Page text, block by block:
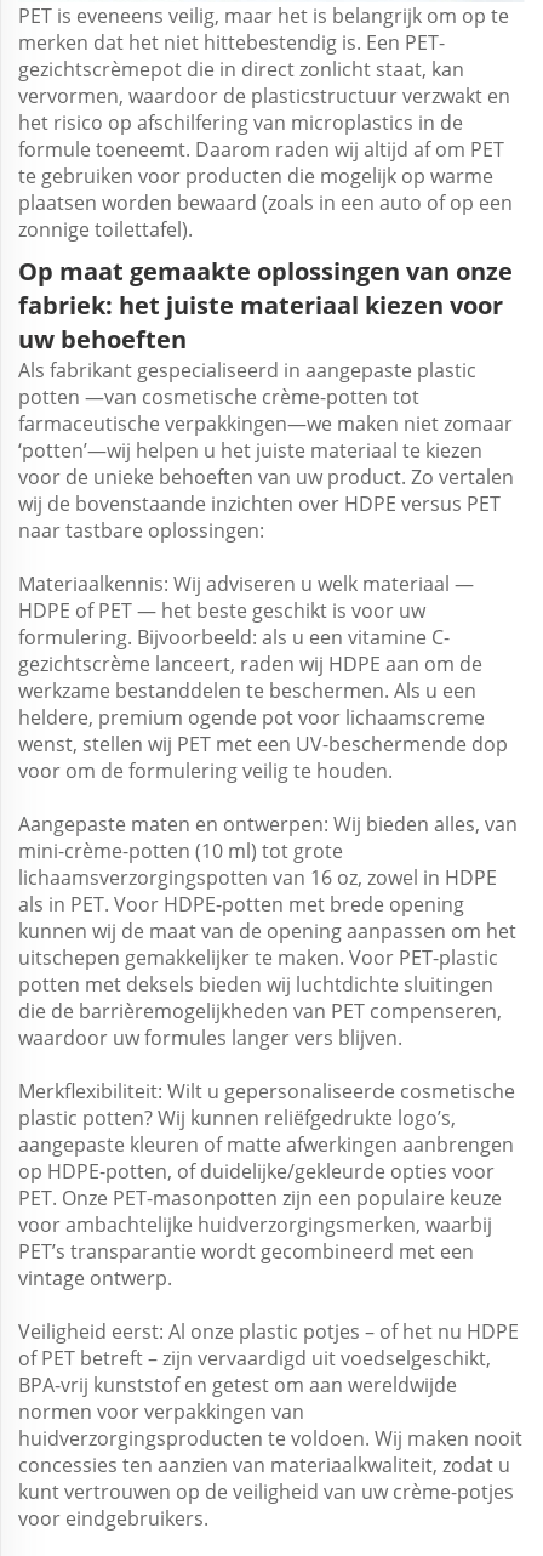
PET is eveneens veilig, maar het is belangrijk om op te
merken dat het niet hittebestendig is. Een PET-
gezichtscrèmepot die in direct zonlicht staat, kan
vervormen, waardoor de plasticstructuur verzwakt en
het risico op afschilfering van microplastics in de
formule toeneemt. Daarom raden wij altijd af om PET
te gebruiken voor producten die mogelijk op warme
plaatsen worden bewaard (zoals in een auto of op een
zonnige toilettafel).
Op maat gemaakte oplossingen van onze
fabriek: het juiste materiaal kiezen voor
uw behoeften
Als fabrikant gespecialiseerd in aangepaste plastic
potten —van cosmetische crème-potten tot
farmaceutische verpakkingen—we maken niet zomaar
‘potten’—wij helpen u het juiste materiaal te kiezen
voor de unieke behoeften van uw product. Zo vertalen
wij de bovenstaande inzichten over HDPE versus PET
naar tastbare oplossingen:
Materiaalkennis: Wij adviseren u welk materiaal —
HDPE of PET — het beste geschikt is voor uw
formulering. Bijvoorbeeld: als u een vitamine C-
gezichtscrème lanceert, raden wij HDPE aan om de
werkzame bestanddelen te beschermen. Als u een
heldere, premium ogende pot voor lichaamscreme
wenst, stellen wij PET met een UV-beschermende dop
voor om de formulering veilig te houden.
Aangepaste maten en ontwerpen: Wij bieden alles, van
mini-crème-potten (10 ml) tot grote
lichaamsverzorgingspotten van 16 oz, zowel in HDPE
als in PET. Voor HDPE-potten met brede opening
kunnen wij de maat van de opening aanpassen om het
uitschepen gemakkelijker te maken. Voor PET-plastic
potten met deksels bieden wij luchtdichte sluitingen
die de barrièremogelijkheden van PET compenseren,
waardoor uw formules langer vers blijven.
Merkflexibiliteit: Wilt u gepersonaliseerde cosmetische
plastic potten? Wij kunnen reliëfgedrukte logo’s,
aangepaste kleuren of matte afwerkingen aanbrengen
op HDPE-potten, of duidelijke/gekleurde opties voor
PET. Onze PET-masonpotten zijn een populaire keuze
voor ambachtelijke huidverzorgingsmerken, waarbij
PET’s transparantie wordt gecombineerd met een
vintage ontwerp.
Veiligheid eerst: Al onze plastic potjes – of het nu HDPE
of PET betreft – zijn vervaardigd uit voedselgeschikt,
BPA-vrij kunststof en getest om aan wereldwijde
normen voor verpakkingen van
huidverzorgingsproducten te voldoen. Wij maken nooit
concessies ten aanzien van materiaalkwaliteit, zodat u
kunt vertrouwen op de veiligheid van uw crème-potjes
voor eindgebruikers.